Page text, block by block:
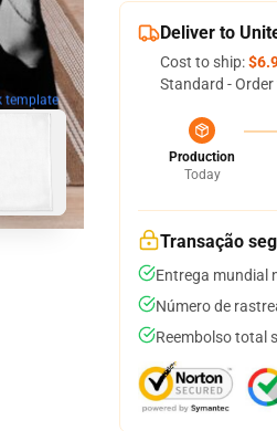
template
Deliver to
Cost to ship:
Standard -
Production
Today
Transação
Entrega mundial
Número de
Reembolso total